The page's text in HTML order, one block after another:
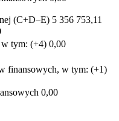
(C+D–E) 5 356 753,11
tym: (+4) 0,00
finansowych, w tym: (+1)
0,00